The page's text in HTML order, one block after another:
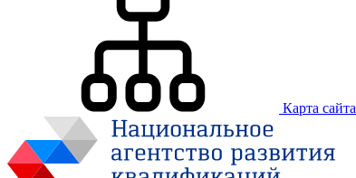
Карта сайта